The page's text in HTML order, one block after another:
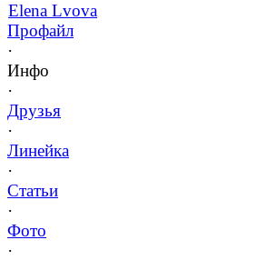
Elena Lvova
Профайл
·
Инфо
·
Друзья
·
Линейка
·
Статьи
·
Фото
·